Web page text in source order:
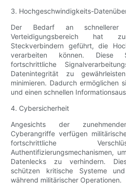
3. Hochgeschwindigkeits-
Der Bedarf an schnellerer
Verteidigungsbereich hat
Steckverbindern geführt, die
verarbeiten können. Diese
fortschrittliche
Datenintegrität zu
minimieren. Dadurch ermöglichen
und einen schnellen
4. Cybersicherheit
Angesichts der
Cyberangriffe verfügen
fortschrittliche
Authentifizierungsmechanismen,
Datenlecks zu verhindern.
schützen kritische Systeme
während militärischer Operationen.